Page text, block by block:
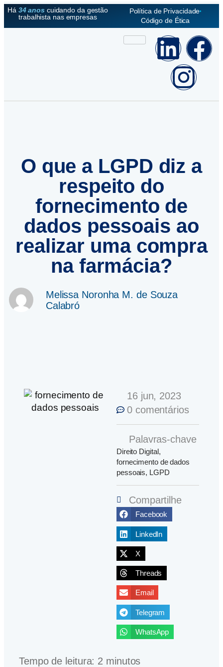
Há 34 anoscuidando da gestão
trabalhista nas empresas
Política de Privacidade
Código de Ética
O que a LGPD diz a
respeito do
fornecimento de
dados pessoais ao
realizar uma compra
na farmácia?
Melissa Noronha M. de Souza
Calabró
16 jun, 2023
0 comentários
Palavras-chave
Direito Digital,
fornecimento de dados
pessoais, LGPD
Compartilhe
Facebook
LinkedIn
X
Threads
Email
Telegram
WhatsApp
Tempo de leitura: 2 minutos